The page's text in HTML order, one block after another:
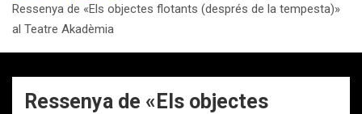
Ressenya de «Els objectes flotants (després de la tempesta)»
al Teatre Akadèmia
Ressenya de «Els objectes